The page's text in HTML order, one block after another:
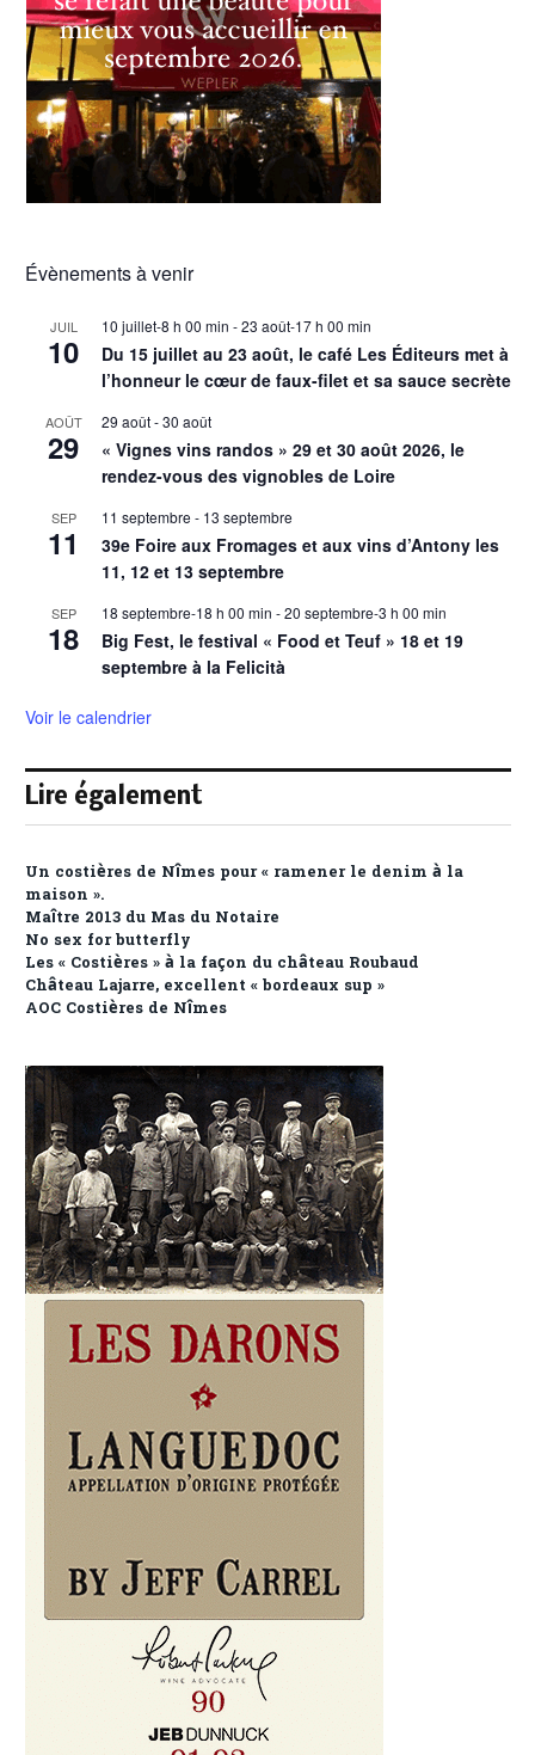
Évènements à venir
JUIL
10
10 juillet-8 h 00 min -23 août-17 h 00 min
Du 15 juillet au 23 août, le café Les Éditeurs met à
l’honneur le cœur de faux-filet et sa sauce secrète
AOÛT
29
29 août-30 août
« Vignes vins randos » 29 et 30 août 2026, le
rendez-vous des vignobles de Loire
SEP
11
11 septembre - 13 septembre
39e Foire aux Fromages et aux vins d’Antony les
11, 12 et 13 septembre
SEP
18
18 septembre-18 h 00 min -20 septembre-3 h 00 min
Big Fest, le festival « Food et Teuf » 18 et 19
septembre à la Felicità
Voir le calendrier
Lire également
Un costières de Nîmes pour « ramener le denim à la
maison ».
Maître 2013 du Mas du Notaire
No sex for butterfly
Les « Costières » à la façon du château Roubaud
Château Lajarre, excellent « bordeaux sup »
AOC Costières de Nîmes